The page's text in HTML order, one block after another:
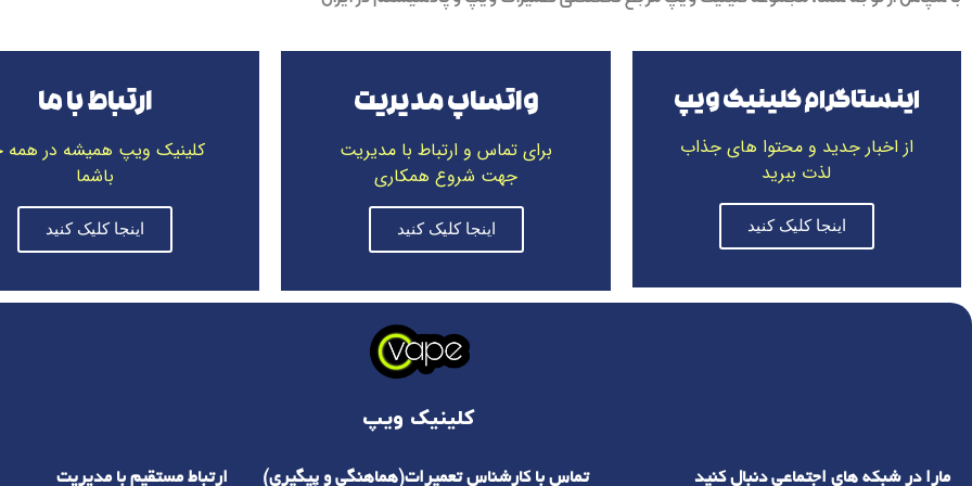
اینستاگرام کلینیک ویپ
از اخبار جدید و محتوا های جذاب
لذت ببرید
اینجا کلیک کنید
واتساپ مدیریت
برای تماس و ارتباط با مدیریت
جهت شروع همکاری
اینجا کلیک کنید
ارتباط با ما
کلینیک ویپ همیشه در همه
باشما
اینجا کلیک کنید
کلینیک ویپ
مارا در شبکه های اجتماعی دنبال کنید تماس با کارشناس تعمیرات(هماهنگی و پیگیری) ارتباط مستقیم با مدیریت